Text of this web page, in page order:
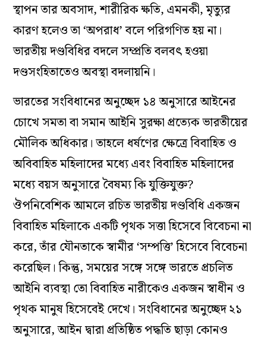
স্থাপন তার অবসাদ, শারীরিক ক্ষতি, এমনকী, মৃত্যুর
কারণ হলেও তা ‘অপরাধ’ বলে পরিগণিত হয় না।
ভারতীয় দণ্ডবিধির বদলে সম্প্রতি বলবৎ হওয়া
দণ্ডসংহিতাতেও অবস্থা বদলায়নি।
ভারতের সংবিধানের অনুচ্ছেদ ১৪ অনুসারে আইনের
চোখে সমতা বা সমান আইনি সুরক্ষা প্রত্যেক ভারতীয়ের
মৌলিক অধিকার। তাহলে ধর্ষণের ক্ষেত্রে বিবাহিত ও
অবিবাহিত মহিলাদের মধ্যে এবং বিবাহিত মহিলাদের
মধ্যে বয়স অনুসারে বৈষম্য কি যুক্তিযুক্ত?
ঔপনিবেশিক আমলে রচিত ভারতীয় দণ্ডবিধি একজন
বিবাহিত মহিলাকে একটি পৃথক সত্তা হিসেবে বিবেচনা না
করে, তাঁর যৌনতাকে স্বামীর ‘সম্পত্তি’ হিসেবে বিবেচনা
করেছিল। কিন্তু, সময়ের সঙ্গে সঙ্গে ভারতে প্রচলিত
আইনি ব্যবস্থা তো বিবাহিত নারীকেও একজন স্বাধীন ও
পৃথক মানুষ হিসেবেই দেখে। সংবিধানের অনুচ্ছেদ ২১
অনুসারে, আইন দ্বারা প্রতিষ্ঠিত পদ্ধতি ছাড়া কোনও